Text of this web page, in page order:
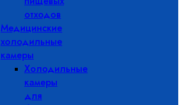
отходов
Медицинские
холодильные
камеры
Холодильные
камеры
для